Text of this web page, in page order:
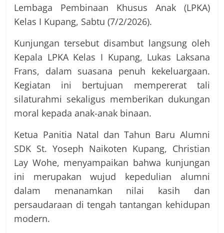
Lembaga Pembinaan Khusus Anak (LPKA)
Kelas I Kupang, Sabtu (7/2/2026).
Kunjungan tersebut disambut langsung oleh
Kepala LPKA Kelas I Kupang, Lukas Laksana
Frans, dalam suasana penuh kekeluargaan.
Kegiatan ini bertujuan mempererat tali
silaturahmi sekaligus memberikan dukungan
moral kepada anak-anak binaan.
Ketua Panitia Natal dan Tahun Baru Alumni
SDK St. Yoseph Naikoten Kupang, Christian
Lay Wohe, menyampaikan bahwa kunjungan
ini merupakan wujud kepedulian alumni
dalam menanamkan nilai kasih dan
persaudaraan di tengah tantangan kehidupan
modern.